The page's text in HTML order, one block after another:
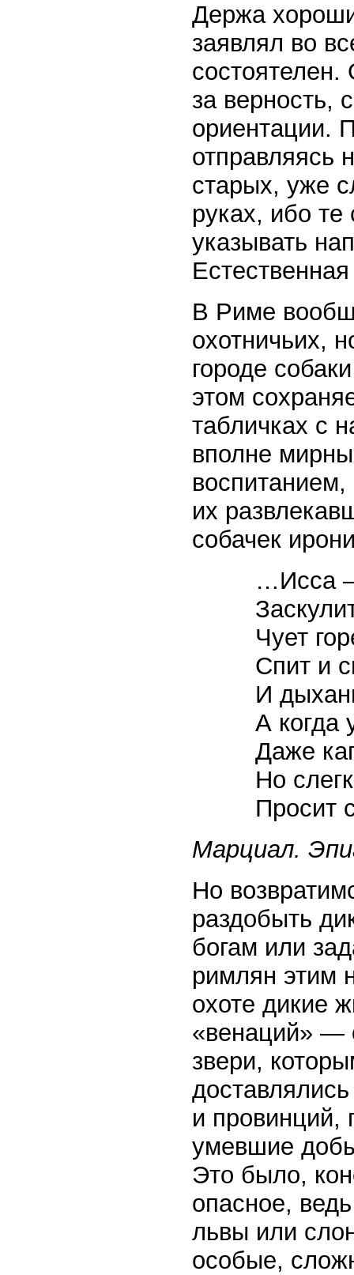
Держа
заявлял во
за верность,
ориентации.
отправляясь
старых, уже
руках, ибо
указывать
В Риме
охотничьих,
городе
этом
табличках с
вполне
их
собачек
…Исса
Чует
Спит и
И
А когда
Даже
Но
Просит
Марциал.
Но
раздобыть
богам или
римлян этим
охоте дикие
«венаций» —
звери,
и провинций,
умевшие
Это было,
опасное,
львы или
особые,